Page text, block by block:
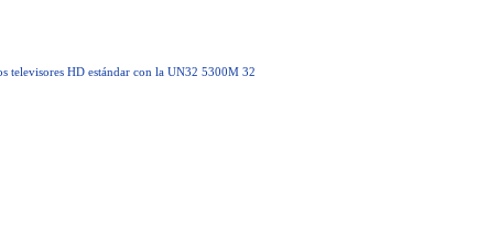
televisores HD estándar con la UN32 5300M 32